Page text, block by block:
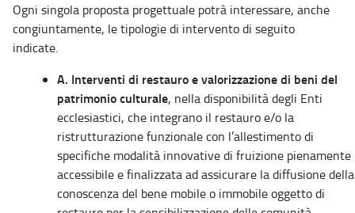
Ogni singola proposta progettuale potrà interessare, anche
congiuntamente, le tipologie di intervento di seguito
indicate.
A. Interventi di restauro e valorizzazione di beni del
patrimonio culturale, nella disponibilità degli Enti
ecclesiastici, che integrano il restauro e/o la
ristrutturazione funzionale con l’allestimento di
specifiche modalità innovative di fruizione pienamente
accessibile e finalizzata ad assicurare la diffusione della
conoscenza del bene mobile o immobile oggetto di